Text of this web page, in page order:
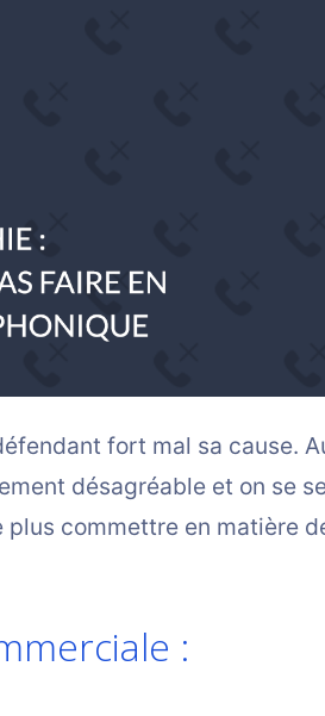
fort mal sa cause.
désagréable et on se
plus commettre en matière
: